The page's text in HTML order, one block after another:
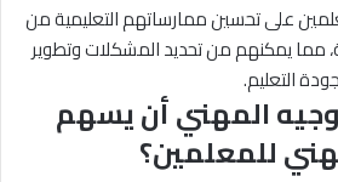
على تحسين ممارساتهم التعليمية من
مما يمكنهم من تحديد المشكلات وتطوير
التعليم.
المهني أن يسهم
للمعلمين؟